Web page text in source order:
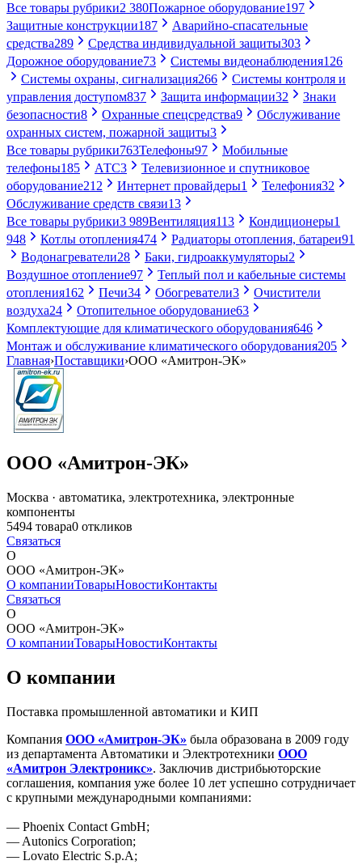
Все товары рубрики2 380Пожарное оборудование197
Защитные конструкции187
Аварийно-спасательные
средства289 Средства индивидуальной защиты303
Дорожное оборудование73 Системы видеонаблюдения126
Системы охраны, сигнализация266
Системы контроля и
управления доступом837 Защита информации32
Знаки
безопасности8 Охранные спецсредства9
Обслуживание
охранных систем, пожарной защиты3
Все товары рубрики763Телефоны97
Мобильные
телефоны185 АТС3
Телевизионное и спутниковое
оборудование212 Интернет провайдеры1 Телефония32
Обслуживание средств связи13
Все товары рубрики3 989Вентиляция113 Кондиционеры1
948
Котлы отопления474 Радиаторы отопления, батареи91
Водонагреватели28 Баки, гидроаккумуляторы2
Воздушное отопление97
Теплый пол и кабельные системы
отопления162 Печи34 Обогреватели3
Очистители
воздуха24 Отопительное оборудование63
Комплектующие для климатического оборудования646
Монтаж и обслуживание климатического оборудования205
Главная›Поставщики›ООО «Амитрон-ЭК»
ООО «Амитрон-ЭК»
Москва · автоматика, электротехника, электронные
компоненты
5494 товара0 откликов
Связаться
О
ООО «Амитрон-ЭК»
О компанииТоварыНовостиКонтакты
Связаться
О
ООО «Амитрон-ЭК»
О компанииТоварыНовостиКонтакты
О компании
Поставка промышленной автоматики и КИП
Компания ООО «Амитрон-ЭК» была образована в 2009 году
из департамента Автоматики и Электротехники ООО
«Амитрон Электроникс». Заключив дистрибьюторские
соглашения, компания уже более 10 лет успешно сотрудничает
с крупными международными компаниями:
— Phoenix Contact GmbH;
— Autonics Corporation;
— Lovato Electric S.p.A;